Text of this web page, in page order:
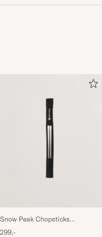
Snow Peak Chopsticks
Titanium
299,-